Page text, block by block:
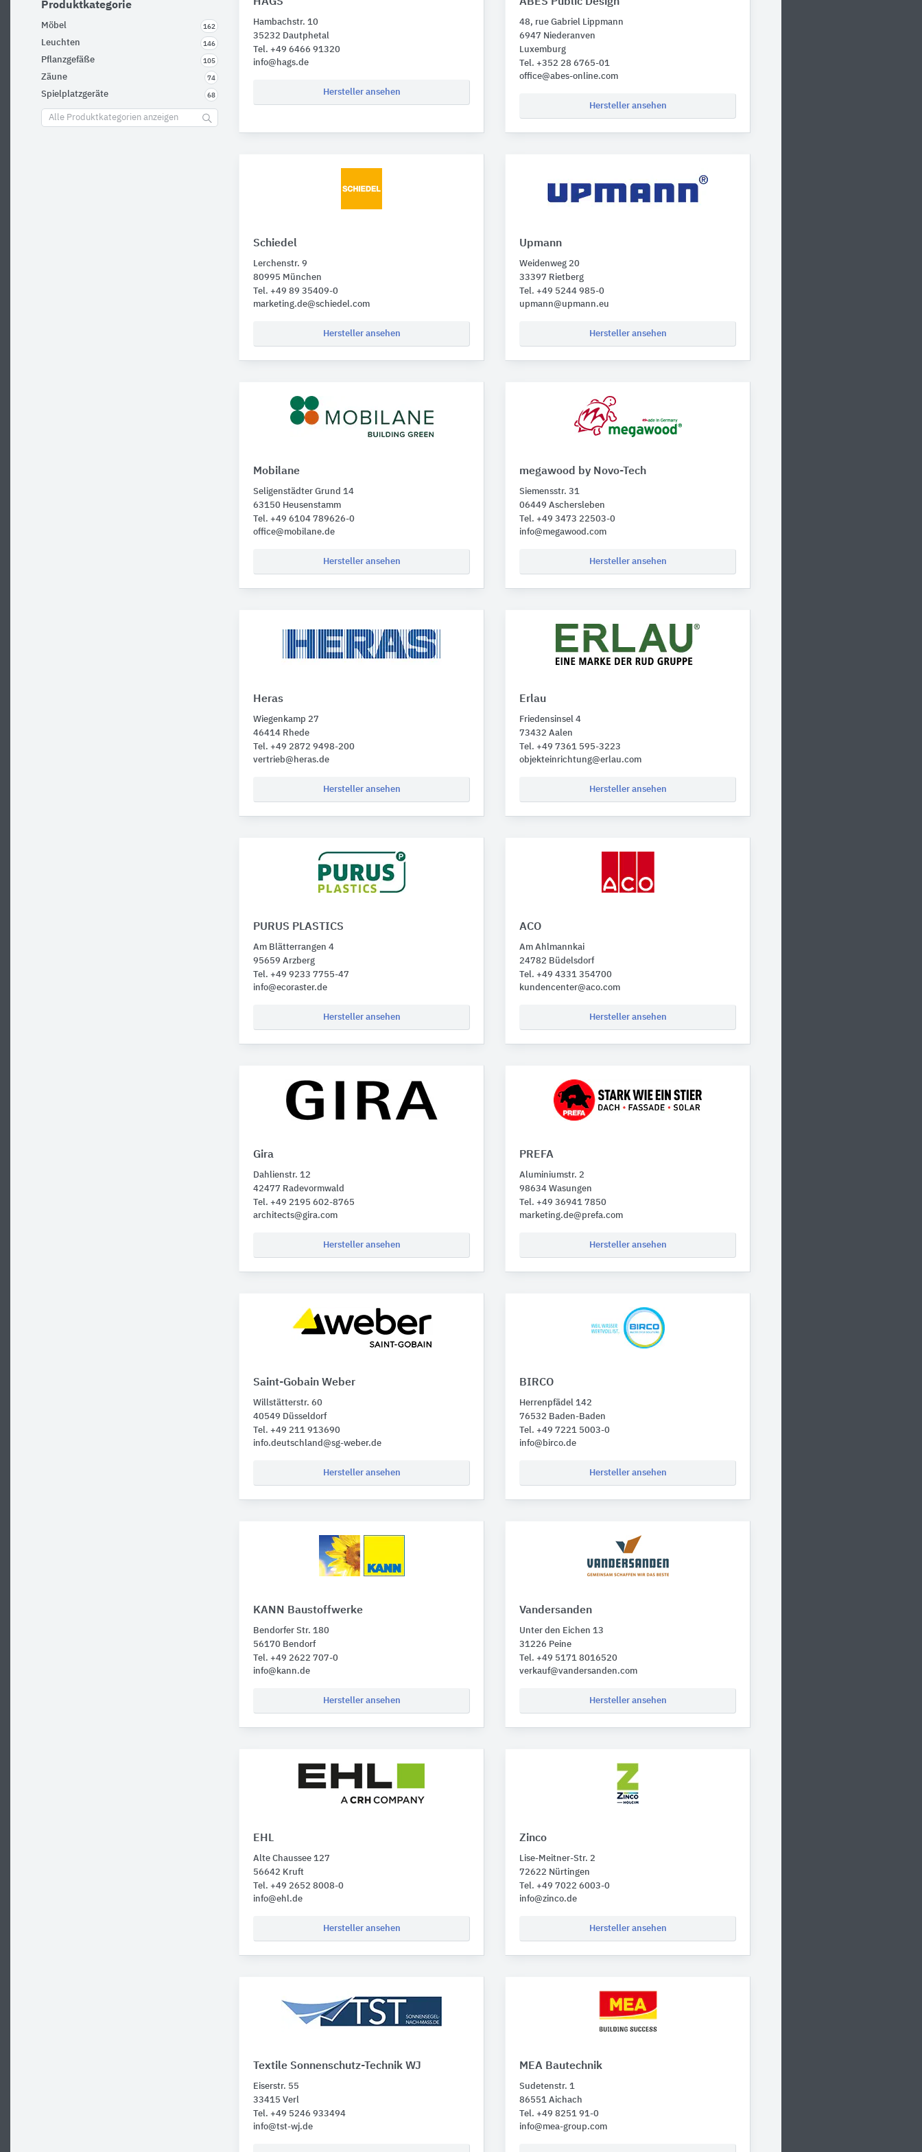
Produktkategorie
Möbel 162
Leuchten 146
Pflanzgefäße 105
Zäune 74
Spielplatzgeräte 68
Alle Produktkategorien anzeigen
Hambachstr. 10
35232 Dautphetal
Tel. +49 6466 91320
info@hags.de
Hersteller ansehen
48, rue Gabriel Lippmann
6947 Niederanven
Luxemburg
Tel. +352 28 6765-01
office@abes-online.com
Hersteller ansehen
Schiedel
Lerchenstr. 9
80995 München
Tel. +49 89 35409-0
marketing.de@schiedel.com
Hersteller ansehen
Upmann
Weidenweg 20
33397 Rietberg
Tel. +49 5244 985-0
upmann@upmann.eu
Hersteller ansehen
Mobilane
Seligenstädter Grund 14
63150 Heusenstamm
Tel. +49 6104 789626-0
office@mobilane.de
Hersteller ansehen
megawood by Novo-Tech
Siemensstr. 31
06449 Aschersleben
Tel. +49 3473 22503-0
info@megawood.com
Hersteller ansehen
Heras
Wiegenkamp 27
46414 Rhede
Tel. +49 2872 9498-200
vertrieb@heras.de
Hersteller ansehen
Erlau
Friedensinsel 4
73432 Aalen
Tel. +49 7361 595-3223
objekteinrichtung@erlau.com
Hersteller ansehen
PURUS PLASTICS
Am Blätterrangen 4
95659 Arzberg
Tel. +49 9233 7755-47
info@ecoraster.de
Hersteller ansehen
ACO
Am Ahlmannkai
24782 Büdelsdorf
Tel. +49 4331 354700
kundencenter@aco.com
Hersteller ansehen
Gira
Dahlienstr. 12
42477 Radevormwald
Tel. +49 2195 602-8765
architects@gira.com
Hersteller ansehen
PREFA
Aluminiumstr. 2
98634 Wasungen
Tel. +49 36941 7850
marketing.de@prefa.com
Hersteller ansehen
Saint-Gobain Weber
Willstätterstr. 60
40549 Düsseldorf
Tel. +49 211 913690
info.deutschland@sg-weber.de
Hersteller ansehen
BIRCO
Herrenpfädel 142
76532 Baden-Baden
Tel. +49 7221 5003-0
info@birco.de
Hersteller ansehen
KANN Baustoffwerke
Bendorfer Str. 180
56170 Bendorf
Tel. +49 2622 707-0
info@kann.de
Hersteller ansehen
Vandersanden
Unter den Eichen 13
31226 Peine
Tel. +49 5171 8016520
verkauf@vandersanden.com
Hersteller ansehen
EHL
Alte Chaussee 127
56642 Kruft
Tel. +49 2652 8008-0
info@ehl.de
Hersteller ansehen
Zinco
Lise-Meitner-Str. 2
72622 Nürtingen
Tel. +49 7022 6003-0
info@zinco.de
Hersteller ansehen
Textile Sonnenschutz-Technik WJ
Eiserstr. 55
33415 Verl
Tel. +49 5246 933494
info@tst-wj.de
MEA Bautechnik
Sudetenstr. 1
86551 Aichach
Tel. +49 8251 91-0
info@mea-group.com